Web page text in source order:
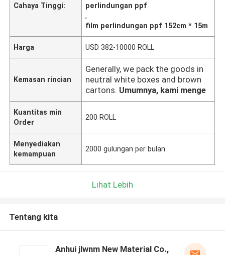
Cahaya Tinggi:
perlindungan ppf
,
film perlindungan ppf 152cm * 15m
Harga USD 382-10000 ROLL
Kemasan rincian
Generally, we pack the goods in
neutral white boxes and brown
cartons. Umumnya, kami menge
Kuantitas min
Order
200 ROLL
Menyediakan
kemampuan
2000 gulungan per bulan
Lihat Lebih
Tentang kita
Anhui jlwnm New Material Co.,